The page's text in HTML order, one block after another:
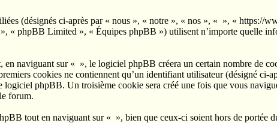
(désignés ci-après par « nous », « notre », « nos », « », « https://
phpBB Limited », « Équipes phpBB ») utilisent n’importe quelle
naviguant sur « », le logiciel phpBB créera un certain nombre de
cookies ne contiennent qu’un identifiant utilisateur (désigné ci-
logiciel phpBB. Un troisième cookie sera créé une fois que vous
forum.
tout en naviguant sur « », bien que ceux-ci soient hors de portée